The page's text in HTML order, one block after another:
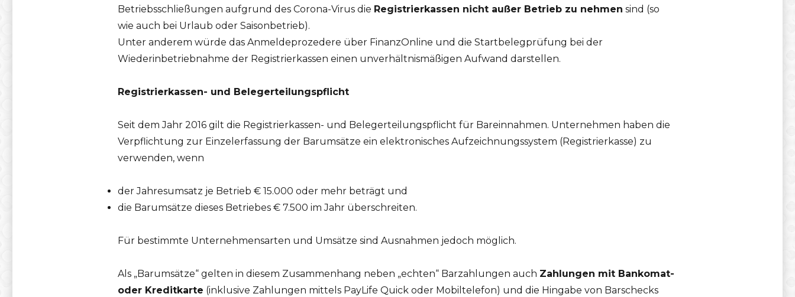
Betriebsschließungen aufgrund des Corona-Virus die Registrierkassen nicht außer Betrieb zu nehmen sind (so
wie auch bei Urlaub oder Saisonbetrieb).
Unter anderem würde das Anmeldeprozedere über FinanzOnline und die Startbelegprüfung bei der
Wiederinbetriebnahme der Registrierkassen einen unverhältnismäßigen Aufwand darstellen.
Registrierkassen- und Belegerteilungspflicht
Seit dem Jahr 2016 gilt die Registrierkassen- und Belegerteilungspflicht für Bareinnahmen. Unternehmen haben die
Verpflichtung zur Einzelerfassung der Barumsätze ein elektronisches Aufzeichnungssystem (Registrierkasse) zu
verwenden, wenn
der Jahresumsatz je Betrieb € 15.000 oder mehr beträgt und
die Barumsätze dieses Betriebes € 7.500 im Jahr überschreiten.
Für bestimmte Unternehmensarten und Umsätze sind Ausnahmen jedoch möglich.
Als „Barumsätze“ gelten in diesem Zusammenhang neben „echten“ Barzahlungen auch Zahlungen mit Bankomat-
oder Kreditkarte (inklusive Zahlungen mittels PayLife Quick oder Mobiltelefon) und die Hingabe von Barschecks